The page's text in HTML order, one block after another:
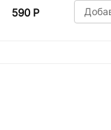
590 Р